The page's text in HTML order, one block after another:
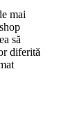
mai
să
diferită